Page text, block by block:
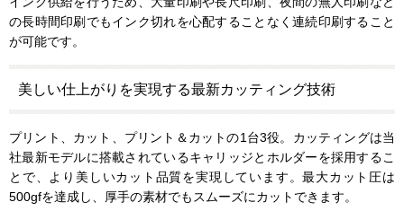
の長時間印刷でもインク切れを心配することなく連続印刷すること
が可能です。
美しい仕上がりを実現する最新カッティング技術
プリント、カット、プリント＆カットの1台3役。カッティングは当
社最新モデルに搭載されているキャリッジとホルダーを採用するこ
とで、より美しいカット品質を実現しています。最大カット圧は
500gfを達成し、厚手の素材でもスムーズにカットできます。